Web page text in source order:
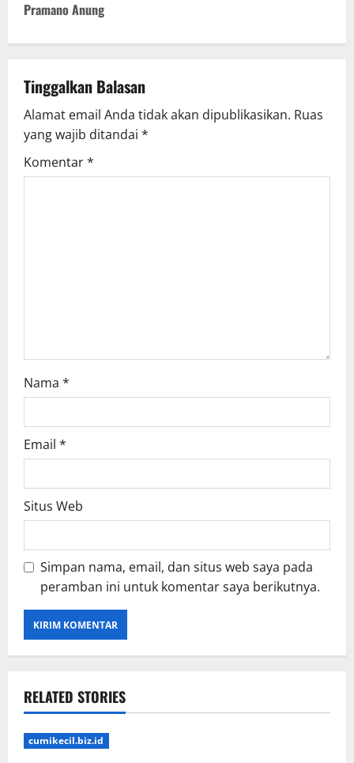
n
v
i
g
Pramano Anung
Tinggalkan Balasan
Alamat email Anda tidak akan dipublikasikan. Ruas
yang wajib ditandai *
Komentar*
Nama *
Email *
Situs Web
Simpan nama, email, dan situs web saya pada
peramban ini untuk komentar saya berikutnya.
RELATED STORIES
cumikecil.biz.id